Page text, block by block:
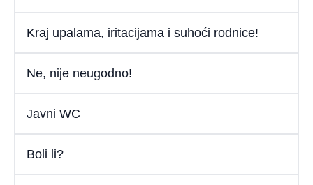
Kraj upalama, iritacijama i suhoći rodnice!
Ne, nije neugodno!
Javni WC
Boli li?